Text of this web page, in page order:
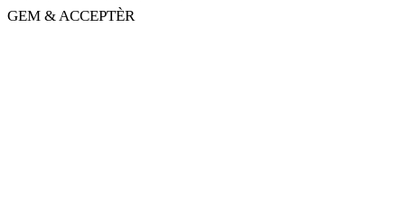
GEM & ACCEPTÈR